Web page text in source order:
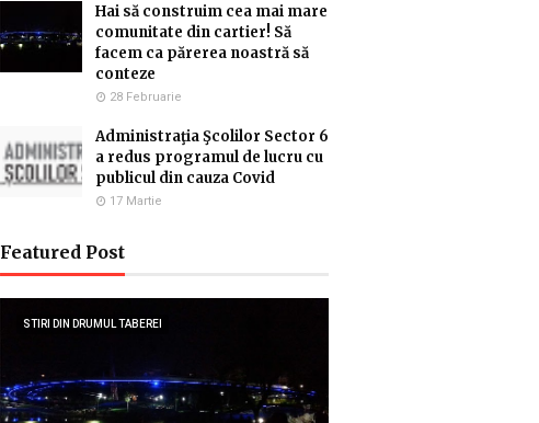
Hai să construim cea mai mare
comunitate din cartier! Să
facem ca părerea noastră să
conteze
28 Februarie
Administraţia Şcolilor Sector 6
a redus programul de lucru cu
publicul din cauza Covid
17 Martie
Featured Post
STIRI DIN DRUMUL TABEREI